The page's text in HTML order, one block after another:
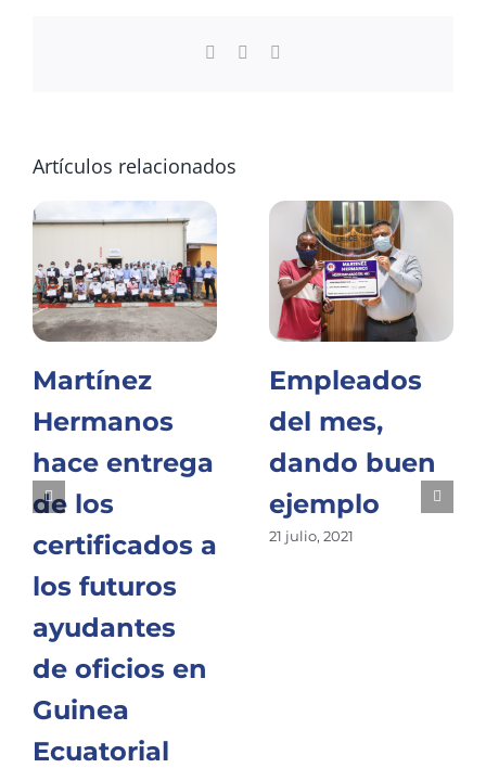
FacebookWhatsApp
Artículos relacionados
Martínez
Hermanos
hace entrega
de los
certificados a
los futuros
ayudantes
de oficios en
Guinea
Ecuatorial
Empleados
del mes,
dando buen
ejemplo
21 julio, 2021